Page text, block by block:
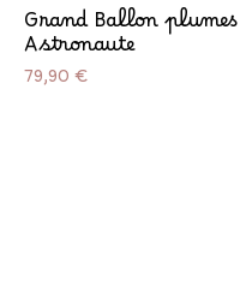
Grand Ballon plumes
Astronaute
Prix
79,90 €